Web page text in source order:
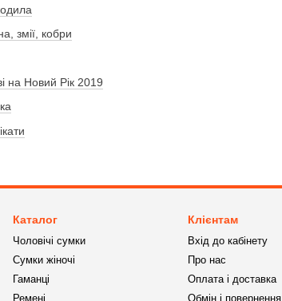
змії, кобри
на Новий Рік 2019
Каталог
Чоловічі сумки
Сумки жіночі
Гаманці
Ремені
Клієнтам
Вхід до кабінету
Про нас
Оплата і доставка
Обмін і повернення